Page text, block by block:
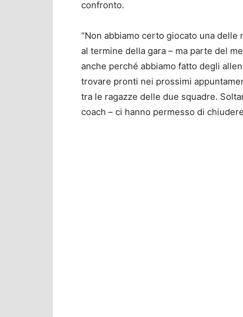
confronto.
“Non abbiamo certo giocato una
al termine della gara – ma parte del
anche perché abbiamo fatto degli
trovare pronti nei prossimi
tra le ragazze delle due squadre.
coach – ci hanno permesso di